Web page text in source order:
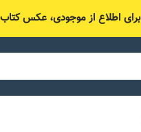
برای اطلاع از موجودی، عکس کتاب رو به ۰۹۱۹۹۸۱۴۷۹۶ (بله یا